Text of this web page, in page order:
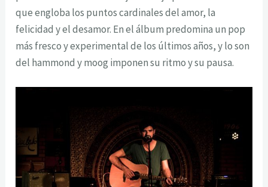
que engloba los puntos cardinales del amor, la
felicidad y el desamor. En el álbum predomina un pop
más fresco y experimental de los últimos años, y lo son
del hammond y moog imponen su ritmo y su pausa.